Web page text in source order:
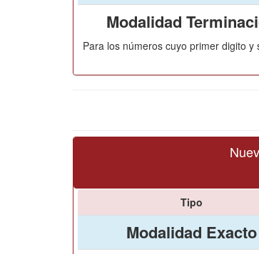
Modalidad
Para los números cuyo primer digito
Tipo
Modalidad Exacto